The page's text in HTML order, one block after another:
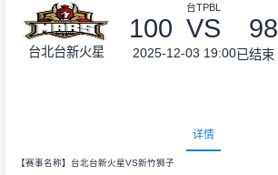
台北台新火星
台TPBL
100 VS 98
2025-12-03 19:00已结束
详情
【赛事名称】台北台新火星VS新竹狮子